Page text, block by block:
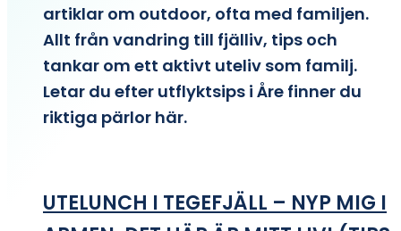
artiklar om outdoor, ofta med familjen.
Allt från vandring till fjälliv, tips och
tankar om ett aktivt uteliv som familj.
Letar du efter utflyktsips i Åre finner du
riktiga pärlor här.
UTELUNCH I TEGEFJÄLL – NYP MIG I